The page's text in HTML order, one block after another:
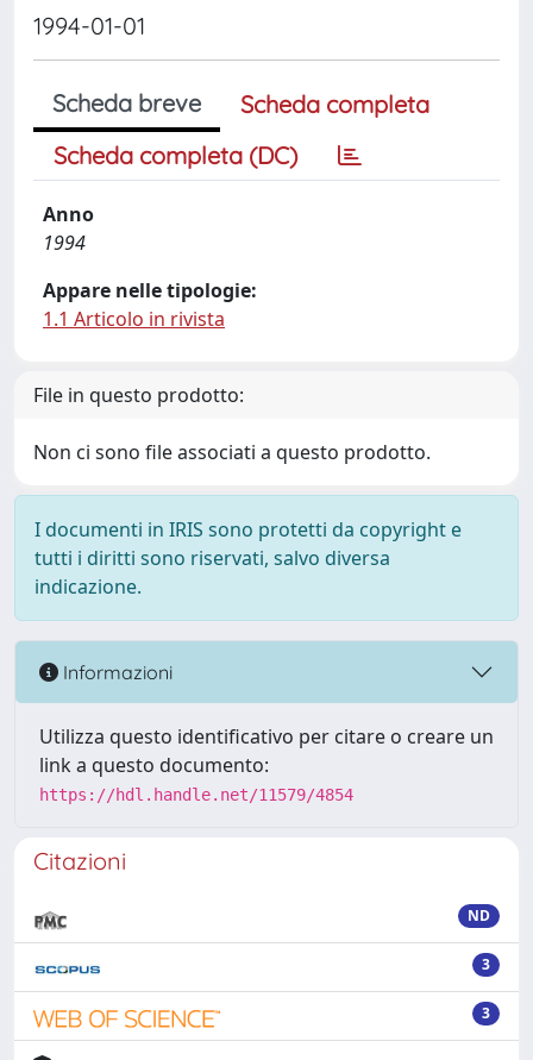
1994-01-01
Scheda breve
Scheda completa
Scheda completa (DC)
Anno
1994
Appare nelle tipologie:
1.1 Articolo in rivista
File in questo prodotto:
Non ci sono file associati a questo prodotto.
I documenti in IRIS sono protetti da copyright e
tutti i diritti sono riservati, salvo diversa
indicazione.
Informazioni
Utilizza questo identificativo per citare o creare un
link a questo documento:
https://hdl.handle.net/11579/4854
Citazioni
ND
3
3